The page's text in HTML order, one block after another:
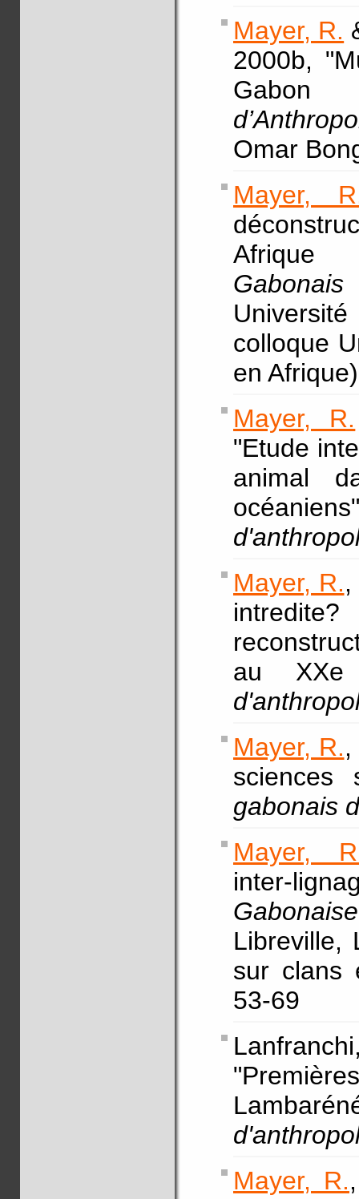
Mayer, R.
2000b,
Omar
Mayer,
Afrique
colloque
en Afrique)
Mayer, R.
"Etude
animal
Mayer, R.
au
Mayer, R.
sciences
gabonais
Mayer,
inter-
Libreville,
sur clans
53-69
Mayer, R.